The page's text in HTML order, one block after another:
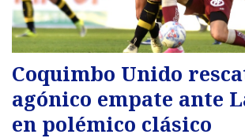
Coquimbo Unido
agónico empate ante
en polémico clásico